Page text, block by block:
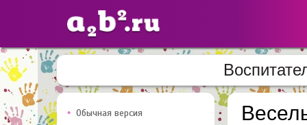
Сайты
педагогов
Обычная версия